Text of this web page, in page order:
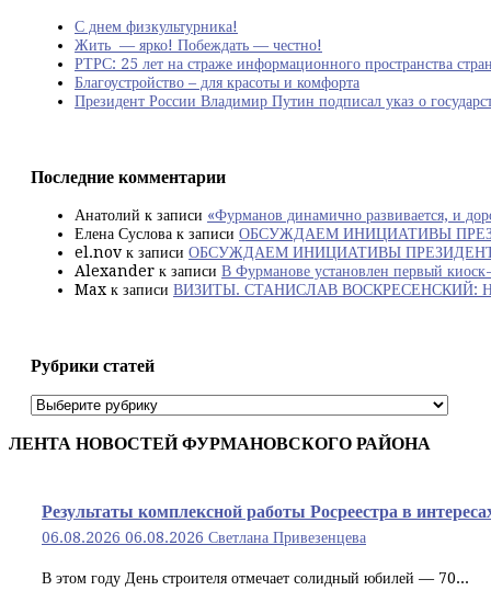
С днем физкультурника!
Жить — ярко! Побеждать — честно!
РТРС: 25 лет на страже информационного пространства
Благоустройство – для красоты и комфорта
Президент России Владимир Путин подписал указ о
Последние комментарии
Анатолий к записи «Фурманов динамично развивается, и
Елена Суслова к записи ОБСУЖДАЕМ ИНИЦИАТИВЫ
el.nov к записи ОБСУЖДАЕМ ИНИЦИАТИВЫ
Alexander к записи В Фурманове установлен первый
Max к записи ВИЗИТЫ. СТАНИСЛАВ ВОСКРЕСЕНСКИЙ: Нужно
Рубрики статей
Рубрики
статей
ЛЕНТА НОВОСТЕЙ ФУРМАНОВСКОГО РАЙОНА
Результаты комплексной работы Росреестра в
06.08.2026 06.08.2026 Светлана Привезенцева
В этом году День строителя отмечает солидный юбилей — 70...